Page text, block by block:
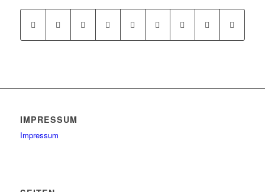
IMPRESSUM
Impressum